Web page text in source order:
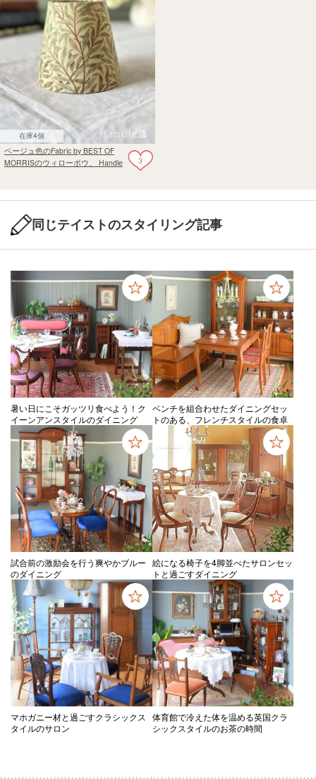
在庫4個
3
ベージュ色のFabric by BEST OF
MORRISのウィローボウ、 Handle
同じテイストのスタイリング記事
暑い日にこそガッツリ食べよう！ク
イーンアンスタイルのダイニング
ベンチを組合わせたダイニングセッ
トのある、フレンチスタイルの食卓
試合前の激励会を行う爽やかブルー
のダイニング
絵になる椅子を4脚並べたサロンセッ
トと過ごすダイニング
マホガニー材と過ごすクラシックス
タイルのサロン
体育館で冷えた体を温める英国クラ
シックスタイルのお茶の時間